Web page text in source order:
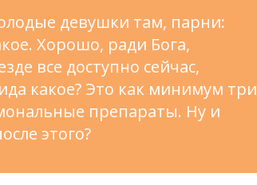
девушки там, парни:
Хорошо, ради Бога,
все доступно сейчас,
какое? Это как минимум три
препараты. Ну и
этого?